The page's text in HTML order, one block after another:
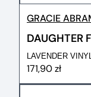
GRACIE
DAUGHTER
LAVENDER
171,90 zł